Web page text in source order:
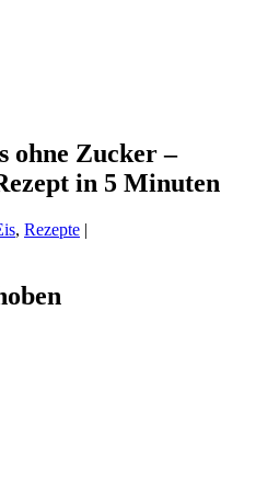
ohne Zucker –
in 5 Minuten
, Rezepte |